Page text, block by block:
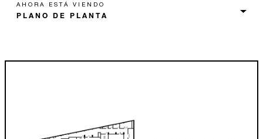
AHORA ESTÁ VIENDO